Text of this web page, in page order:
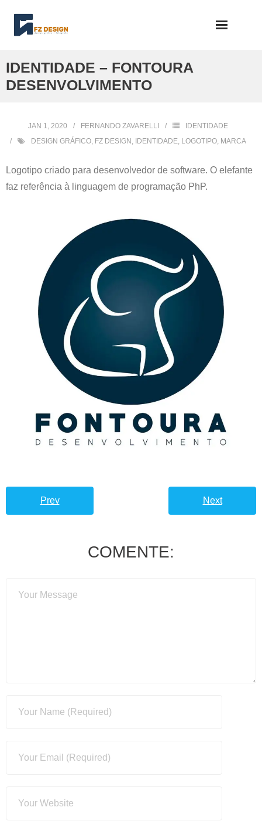
IDENTIDADE – FONTOURA
DESENVOLVIMENTO
JAN 1, 2020 FERNANDO ZAVARELLI
IDENTIDADE
DESIGN GRÁFICO, FZ DESIGN , IDENTIDADE, LOGOTIPO, MARCA
Logotipo criado para desenvolvedor de software. O elefante
faz referência à linguagem de programação PhP.
Prev Next
COMENTE: